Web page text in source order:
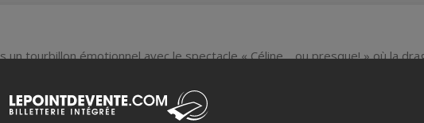
un tourbillon émotionnel avec le spectacle « Céline… ou presque! » où la
les moments les plus marquants de la carrière de Céline Dion. De ses
revivez chaque moment emblématique de cette icône de la musique.